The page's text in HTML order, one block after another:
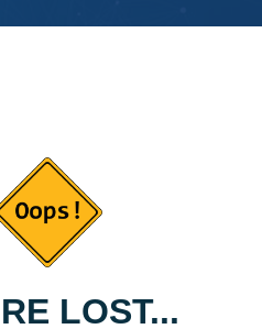
LOST...